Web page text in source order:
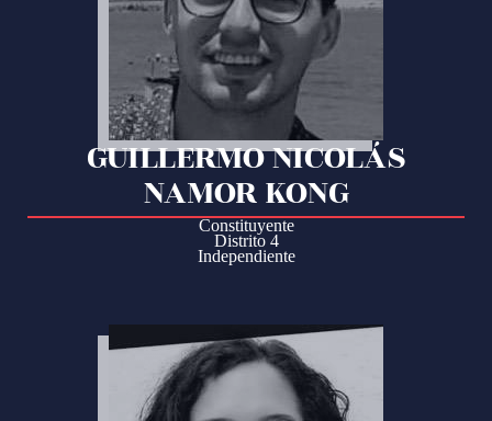
GUILLERMO NICOLÁS
NAMOR KONG
Constituyente
Distrito 4
Independiente